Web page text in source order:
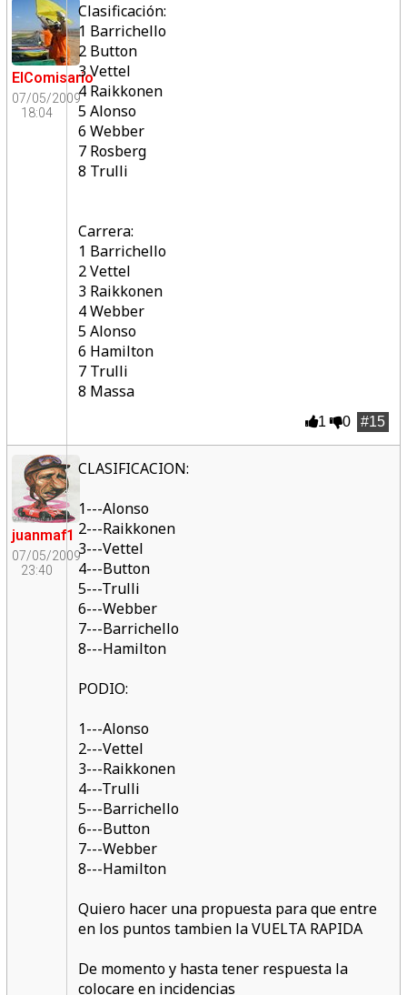
ElComisario
07/05/2009
18:04
Clasificación:
1 Barrichello
2 Button
3 Vettel
4 Raikkonen
5 Alonso
6 Webber
7 Rosberg
8 Trulli
Carrera:
1 Barrichello
2 Vettel
3 Raikkonen
4 Webber
5 Alonso
6 Hamilton
7 Trulli
8 Massa
#15
1 0
juanmaf1
07/05/2009
23:40
CLASIFICACION:
1---Alonso
2---Raikkonen
3---Vettel
4---Button
5---Trulli
6---Webber
7---Barrichello
8---Hamilton
PODIO:
1---Alonso
2---Vettel
3---Raikkonen
4---Trulli
5---Barrichello
6---Button
7---Webber
8---Hamilton
Quiero hacer una propuesta para que entre
en los puntos tambien la VUELTA RAPIDA
De momento y hasta tener respuesta la
colocare en incidencias